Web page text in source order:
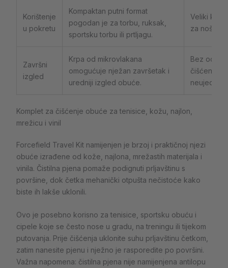
Korištenje
u pokretu
Kompaktan putni format
pogodan je za torbu, ruksak,
sportsku torbu ili prtljagu.
Veliki
za
Završni
izgled
Krpa od mikrovlakana
omogućuje nježan završetak i
uredniji izgled obuće.
Bez
čišćenja
Komplet za čišćenje obuće za tenisice, kožu, najlon,
mrežicu i vinil
Forcefield Travel Kit namijenjen je brzoj i praktičnoj njezi
obuće izrađene od kože, najlona, mrežastih materijala i
vinila. Čistilna pjena pomaže podignuti prljavštinu s
površine, dok četka mehanički otpušta nečistoće kako
biste ih lakše uklonili.
Ovo je posebno korisno za tenisice, sportsku obuću i
cipele koje se često nose u gradu, na treningu ili tijekom
putovanja. Prije čišćenja uklonite suhu prljavštinu četkom,
zatim nanesite pjenu i nježno je rasporedite po površini.
Važna napomena: čistilna pjena nije namijenjena antilopu